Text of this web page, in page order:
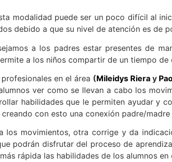
modalidad puede ser un poco difícil al
debido a que su nivel de atención es de
a los padres estar presentes de
a los niños compartir de un tiempo de
en el área (Mileidys Riera y
ver como se llevan a cabo los
habilidades que le permiten ayudar y
con esto una conexión padre/madre
los movimientos, otra corrige y da
podrán disfrutar del proceso de
rápida las habilidades de los alumnos